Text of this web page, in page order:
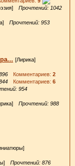
Прочтений: 1042
Прочтений: 953
[Лирика]
Комментариев: 2
Комментариев: 6
954
Прочтений: 988
Прочтений: 876